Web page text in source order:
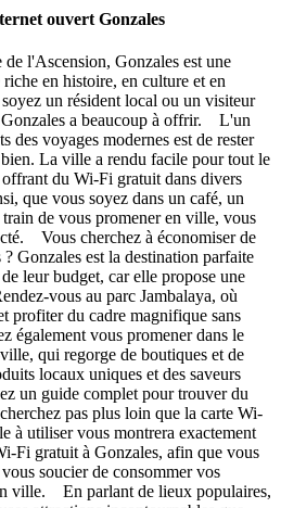
ouvert Gonzales
l'Ascension, Gonzales est une
en histoire, en culture et en
un résident local ou un visiteur
a beaucoup à offrir. L'un
des voyages modernes est de rester
La ville a rendu facile pour tout le
du Wi-Fi gratuit dans divers
que vous soyez dans un café, un
de vous promener en ville, vous
Vous cherchez à économiser de
Gonzales est la destination parfaite
leur budget, car elle propose une
vous au parc Jambalaya, où
profiter du cadre magnifique sans
également vous promener dans le
qui regorge de boutiques et de
locaux uniques et des saveurs
un guide complet pour trouver du
pas plus loin que la carte Wi-
à utiliser vous montrera exactement
Fi gratuit à Gonzales, afin que vous
soucier de consommer vos
ville. En parlant de lieux populaires,